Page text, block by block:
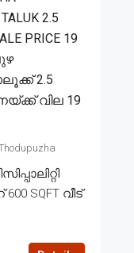
2.5
PRICE 19
2.5
വില 19
SQFT വീട്